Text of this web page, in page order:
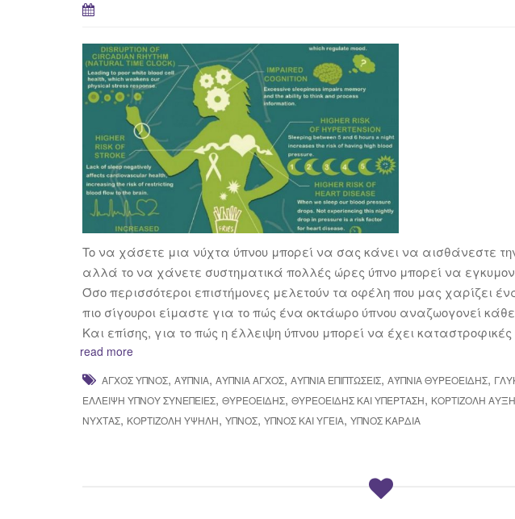
To να χάσετε μια νύχτα ύπνου μπορεί να σας κάνει να αισθάνεστε
αλλά το να χάνετε συστηματικά πολλές ώρες ύπνο μπορεί να
Όσο περισσότεροι επιστήμονες μελετούν τα οφέλη που μας χαρίζει
πιο σίγουροι είμαστε για το πώς ένα οκτάωρο ύπνου αναζωογονεί
Και επίσης, για το πώς η έλλειψη ύπνου μπορεί να έχει καταστροφικές
read more
ΆΓΧΟΣ ΎΠΝΟΣ, ΑΫΠΝΊΑ, ΑΥΠΝΙΑ ΆΓΧΟΣ, ΑΥΠΝΙΑ ΕΠΙΠΤΏΣΕΙΣ, ΑΫΠΝΙΑ ΘΥΡΕΟΕΙΔΉΣ,
ΈΛΛΕΙΨΗ ΎΠΝΟΥ ΣΥΝΈΠΕΙΕΣ, ΘΥΡΕΟΕΙΔΉΣ, ΘΥΡΕΟΕΙΔΉΣ ΚΑΙ ΥΠΈΡΤΑΣΗ, ΚΟΡΤΙΖΌΛΗ
ΝΎΧΤΑΣ, ΚΟΡΤΙΖΌΛΗ ΥΨΗΛΉ, ΎΠΝΟΣ, ΎΠΝΟΣ ΚΑΙ ΥΓΕΊΑ, ΎΠΝΟΣ ΚΑΡΔΙΆ